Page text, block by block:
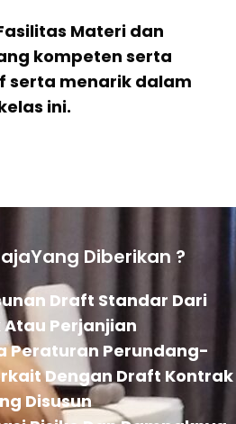
Materi dan
kompeten serta
serta menarik dalam
ini.
Diberikan ?
Draft Standar Dari
Perjanjian
Peraturan Perundang-
Dengan Draft Kontrak
Disusun